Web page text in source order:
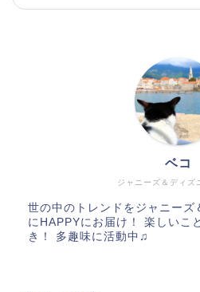
ジャニーズ＆ディズ
ベコ
世の中のトレンドをジャニーズ
にHAPPYにお届け！ 楽しいこ
き！ 多趣味に活動中♫